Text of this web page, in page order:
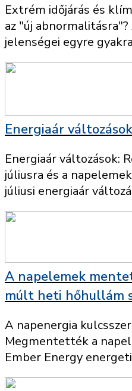
Extrém időjárás és
az "új
jelenségei egyre
Energiaár
Energiaár változások:
júliusra és a
júliusi energiaár
A napelemek
múlt heti hőhullám
A napenergia
Megmentették a
Ember Energy